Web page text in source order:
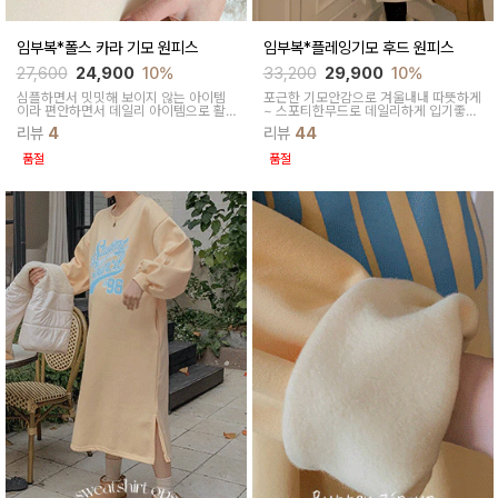
임부복*폴스 카라 기모 원피스
27,600 24,900 10%
심플하면서 밋밋해 보이지 않는 아이템
이라 편안하면서 데일리 아이템으로 활
용하기 좋아요 낙낙한 품으로 사이즈 구
애 없이 누구나 착용 가능해요
리뷰 4
품절
임부복*플레잉기모 후드 원피스
33,200 29,900 10%
포근한 기모안감으로 겨울내내 따뜻하게
~ 스포티한무드로 데일리하게 입기좋은
후드원피스에요
리뷰 44
품절